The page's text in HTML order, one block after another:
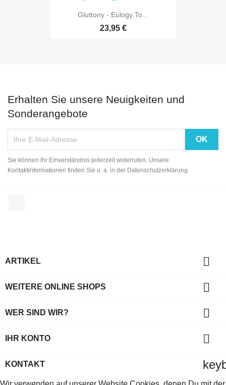
Gluttony - Eulogy To...
23,95 €
Erhalten Sie unsere Neuigkeiten und
Sonderangebote
Sie können Ihr Einverständnis jederzeit widerrufen. Unsere
Kontaktinformationen finden Sie u. a. in der Datenschutzerklärung.
ARTIKEL 
WEITERE ONLINE SHOPS 
WER SIND WIR? 
IHR KONTO 
KONTAKT